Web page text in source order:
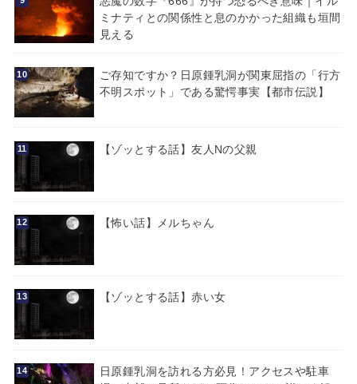
ミナティとの関係性と息のかかった組織も垣間
見える
ご存知ですか？日原鍾乳洞が関東屈指の「行方
不明スポット」である驚愕事実【都市伝説】
【ゾッとする話】友人Nの父親
【怖い話】メルちゃん
【ゾッとする話】赤い女
日原鍾乳洞を訪れる方必見！アクセスや駐車